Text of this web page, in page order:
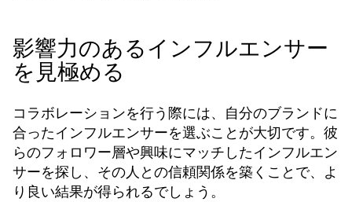
影響力のあるインフルエンサー
を見極める
コラボレーションを行う際には、自分のブランドに
合ったインフルエンサーを選ぶことが大切です。彼
らのフォロワー層や興味にマッチしたインフルエン
サーを探し、その人との信頼関係を築くことで、よ
り良い結果が得られるでしょう。